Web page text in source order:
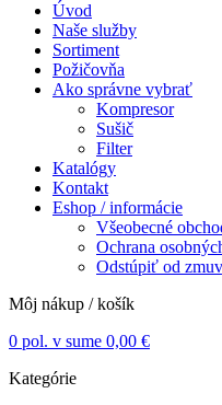
Úvod
Naše služby
Sortiment
Požičovňa
Ako správne vybrať
Kompresor
Sušič
Filter
Katalógy
Kontakt
Eshop / informácie
Všeobecné
Ochrana
Odstúpiť od
Môj nákup / košík
0 pol. v sume 0,00 €
Kategórie